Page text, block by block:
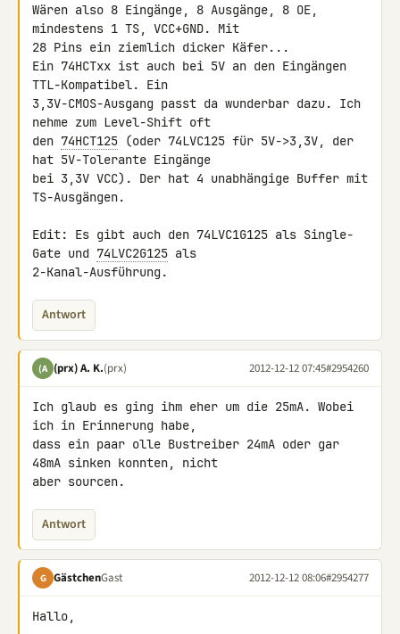
Wären also 8 Eingänge, 8 Ausgänge, 8 OE,
mindestens 1 TS, VCC+GND. Mit
28 Pins ein ziemlich dicker Käfer...
Ein 74HCTxx ist auch bei 5V an den Eingängen
TTL-Kompatibel. Ein
3,3V-CMOS-Ausgang passt da wunderbar dazu. Ich
nehme zum Level-Shift oft
den 74HCT125 (oder 74LVC125 für 5V->3,3V, der
hat 5V-Tolerante Eingänge
bei 3,3V VCC). Der hat 4 unabhängige Buffer mit
TS-Ausgängen.
Edit: Es gibt auch den 74LVC1G125 als Single-
Gate und 74LVC2G125 als
2-Kanal-Ausführung.
Antwort
(A (prx) A. K.(prx) 2012-12-12 07:45#2954260
Ich glaub es ging ihm eher um die 25mA. Wobei
ich in Erinnerung habe,
dass ein paar olle Bustreiber 24mA oder gar
48mA sinken konnten, nicht
aber sourcen.
Antwort
G GästchenGast 2012-12-12 08:06#2954277
Hallo,